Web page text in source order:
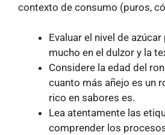
contexto de consumo (puros,
Evaluar el nivel de
mucho en el dulzor y la
Considere la edad del
cuanto más añejo es un
rico en sabores es.
Lea atentamente las
comprender los